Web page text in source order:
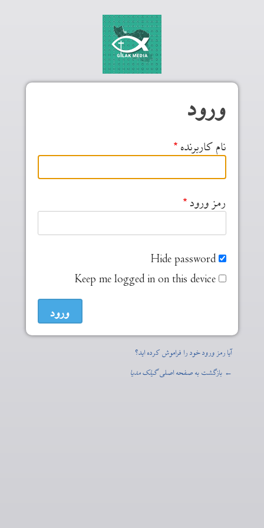
ورود
نام کاربرنده
رمز ورود
Hide password
Keep me logged in on this device
آیا رمز ورود خود را فراموش کرده اید؟
← بازگشت به صفحه اصلیگیلک مدیا